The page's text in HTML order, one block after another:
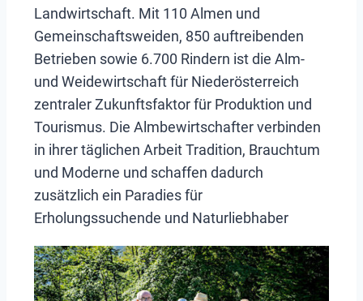
Landwirtschaft. Mit 110 Almen und
Gemeinschaftsweiden, 850 auftreibenden
Betrieben sowie 6.700 Rindern ist die Alm-
und Weidewirtschaft für Niederösterreich
zentraler Zukunftsfaktor für Produktion und
Tourismus. Die Almbewirtschafter verbinden
in ihrer täglichen Arbeit Tradition, Brauchtum
und Moderne und schaffen dadurch
zusätzlich ein Paradies für
Erholungssuchende und Naturliebhaber